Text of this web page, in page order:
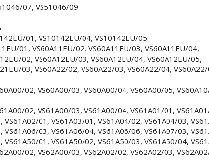
07, VS51046/09
01, VS10142EU/04, VS10142EU/05
01, VS60A11EU/02, VS60A11EU/03, VS60A11EU/04,
02, VS60A12EU/03, VS60A12EU/04, VS60A12EU/05,
03, VS60A22/02, VS60A22/03, VS60A22/04,
02, VS60A00/03, VS60A00/04, VS60A00/05,
02, VS61A00/03, VS61A00/04, VS61A01/01,
01, VS61A03/01, VS61A04/02, VS61A04/03,
03, VS61A06/04, VS61A06/06, VS61A07/03,
01, VS61A50/02, VS61A50/03, VS61A50/04,
02, VS62A00/03, VS62A02/02, VS62A02/03,